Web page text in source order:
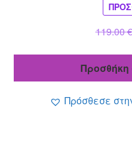
119.00€
Προσθήκη
Πρόσθεσε